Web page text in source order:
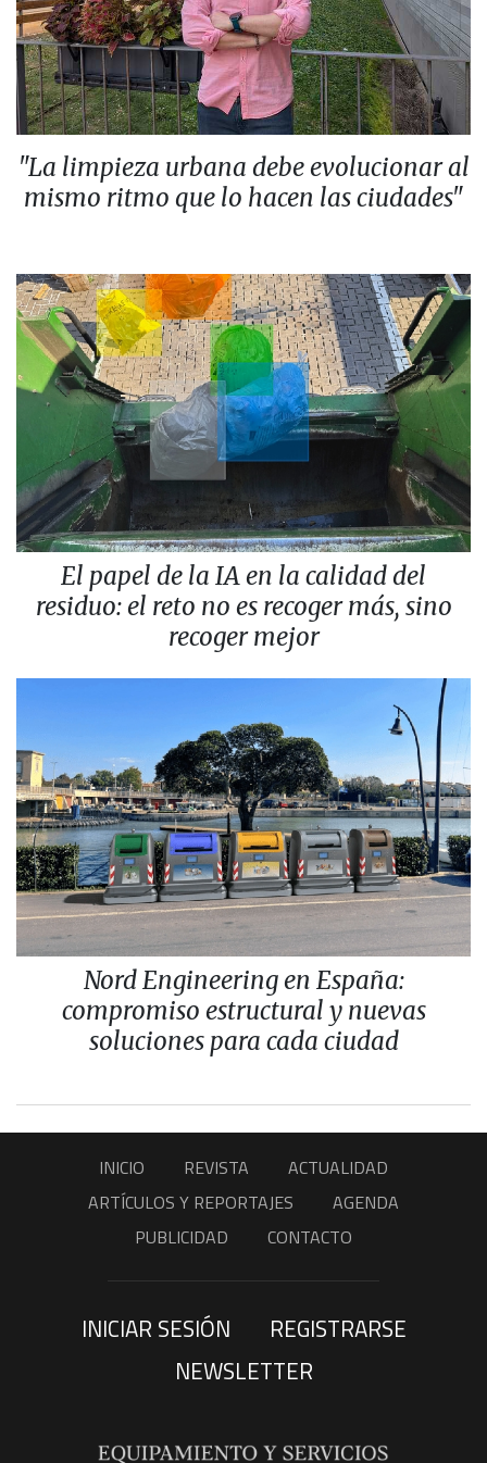
"La limpieza urbana debe evolucionar al
mismo ritmo que lo hacen las ciudades"
El papel de la IA en la calidad del
residuo: el reto no es recoger más, sino
recoger mejor
Nord Engineering en España:
compromiso estructural y nuevas
soluciones para cada ciudad
INICIO REVISTA
ACTUALIDAD
ARTÍCULOS Y REPORTAJES
AGENDA
PUBLICIDAD
CONTACTO
INICIAR SESIÓN
REGISTRARSE
NEWSLETTER